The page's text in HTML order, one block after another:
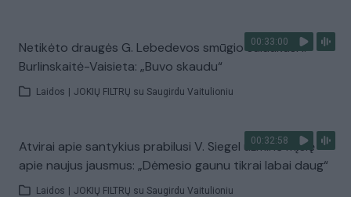
00:33:00
Netikėto draugės G. Lebedevos smūgio sulaukusi I.
Burlinskaitė-Vaisieta: „Buvo skaudu“
Laidos | JOKIŲ FILTRŲ su Saugirdu Vaitulioniu
00:32:58
Atvirai apie santykius prabilusi V. Siegel užminė mįslę
apie naujus jausmus: „Dėmesio gaunu tikrai labai daug“
Laidos | JOKIŲ FILTRŲ su Saugirdu Vaitulioniu